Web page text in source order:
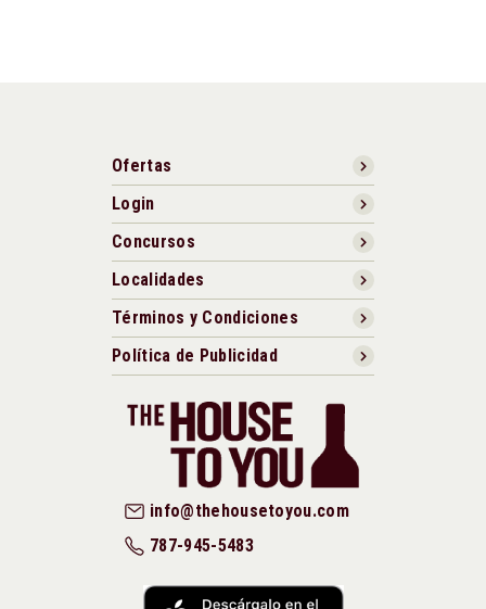
Ofertas
Login
Concursos
Localidades
Términos y Condiciones
Política de Publicidad
info@thehousetoyou.com
787-945-5483